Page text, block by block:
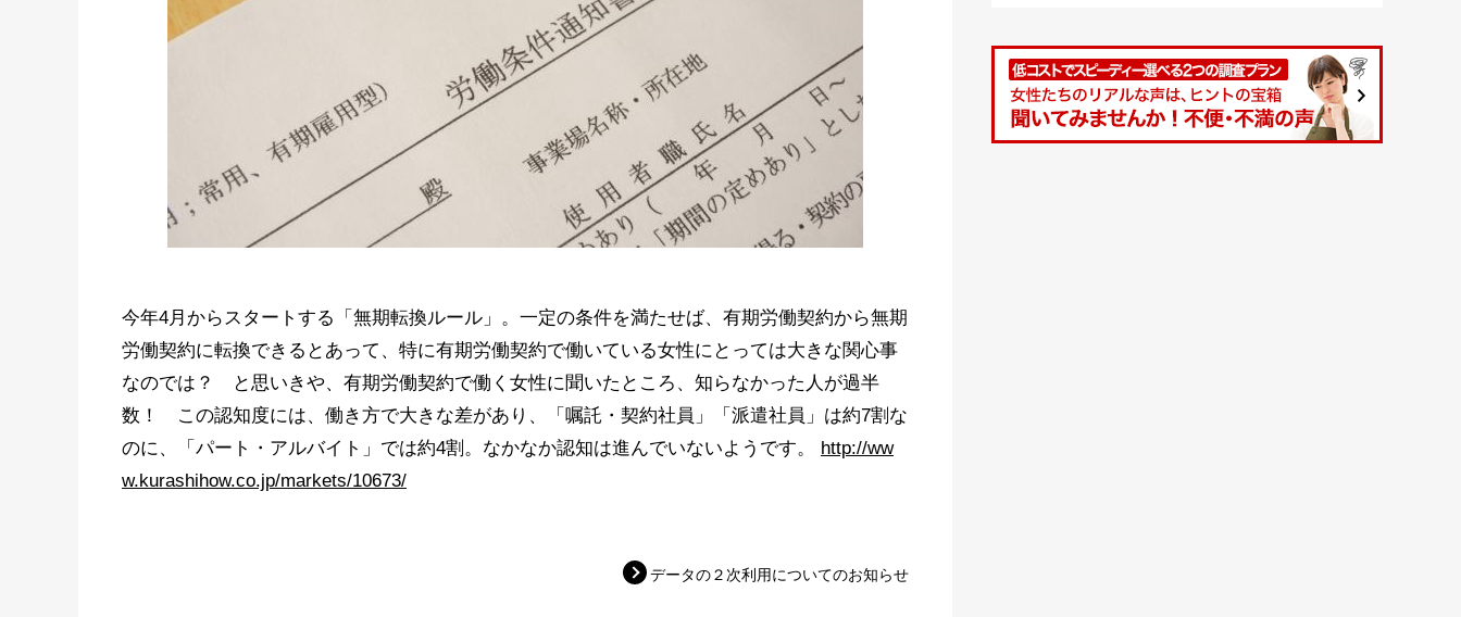
今年4月からスタートする「無期転換ルール」。一定の条件を満たせば、有期労働契約から無期
労働契約に転換できるとあって、特に有期労働契約で働いている女性にとっては大きな関心事
なのでは？ と思いきや、有期労働契約で働く女性に聞いたところ、知らなかった人が過半
数！ この認知度には、働き方で大きな差があり、「嘱託・契約社員」「派遣社員」は約7割な
のに、「パート・アルバイト」では約4割。なかなか認知は進んでいないようです。 http://ww
w.kurashihow.co.jp/markets/10673/
データの２次利用についてのお知らせ